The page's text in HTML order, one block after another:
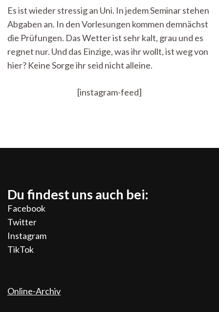
Reisen
in
der
Prüfungszeit
Es ist wieder stressig an Uni. In jedem Seminar stehen
Abgaben an. In den Vorlesungen kommen demnächst
die Prüfungen. Das Wetter ist sehr kalt, grau und es
regnet nur. Und das Einzige, was ihr wollt, ist weg von
hier? Keine Sorge ihr seid nicht alleine.
[instagram-feed]
Du findest uns auch bei:
Facebook
Twitter
Instagram
TikTok
Online-Archiv